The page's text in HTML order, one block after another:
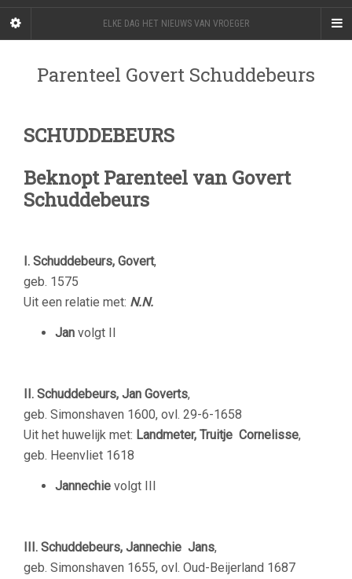
ELKE DAG HET NIEUWS VAN VROEGER
Parenteel Govert Schuddebeurs
SCHUDDEBEURS
Beknopt Parenteel van Govert
Schuddebeurs
I. Schuddebeurs, Govert,
geb. 1575
Uit een relatie met: N.N.
Jan volgt II
II. Schuddebeurs, Jan Goverts,
geb. Simonshaven 1600, ovl. 29-6-1658
Uit het huwelijk met: Landmeter, Truitje Cornelisse,
geb. Heenvliet 1618
Jannechie volgt III
III. Schuddebeurs, Jannechie Jans,
geb. Simonshaven 1655, ovl. Oud-Beijerland 1687